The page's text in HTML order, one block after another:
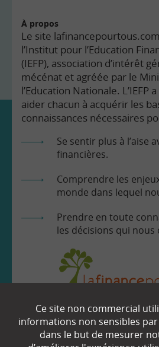
À propos
Le site
l’Institut pour l’Education
(IEFP), association d’intérêt
mécénat et agréée par le
l’Education Nationale. L’IEFP
aider chacun à acquérir les
connaissances nécessaires
Se sentir plus à l’aise
financières.
Comprendre les
monde dans lequel
Prendre en toute
les décisions qui nous
EN SAVOIR
Ce site non commercial
informations non sensibles
dans le but de mesurer